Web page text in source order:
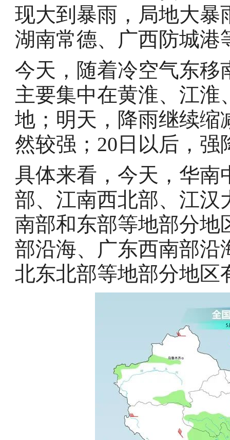
现大到暴雨，局地大暴
湖南常德、广西防城港
今天，随着冷空气东移
主要集中在黄淮、江淮
地；明天，降雨继续缩
然较强；20日以后，
具体来看，今天，华南
部、江南西北部、江汉
南部和东部等地部分地
部沿海、广东西南部沿
北东北部等地部分地区